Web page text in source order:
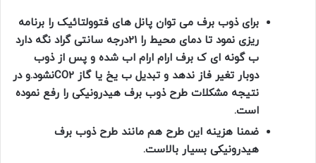
برای ذوب برف می توان پانل های فتوولتائیک را برنامه
ریزی نمود تا دمای محیط را 21درجه سانتی گراد نگه دارد
ب گونه ای ک برف ارام ارام اب شده و پس از ذوب
دوبار تغیر فاز ندهد و تبدیل ب یخ یا گاز CO2نشود.و در
نتیجه مشکلات طرح ذوب برف هیدرونیکی را رفع نموده
است.
ضمنا هزینه این طرح هم مانند طرح ذوب برف
هیدرونیکی بسیار بالاست.